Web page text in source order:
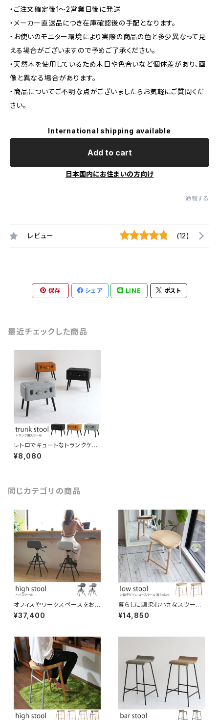
・ご注文確定後1〜2営業日後に発送
・メーカー直送品につき在庫確認後の手配となります。
・お使いのモニター環境により実際の商品の色と多少異なって見
える場合がございますので予めご了承ください。
・天然木を使用しているため木目や色合いなど個体差があり、画
像と異なる場合があります。
・商品についてご不明な点がございましたらお気軽にご質問くだ
さい。
International shipping available
Add to cart
日本国内にお住まいの方向け
通報する
レビュー (12)
保存 シェア LINE ポスト
最近チェックした商品
レトロでキュートなトランクケー
ス風スツール フタを開けて収納
できます。脚付き おしゃれなイン
¥8,080
同じカテゴリの商品
オフィスやワークスペースをおし
ゃれな空間にするファブリック生
地のスツール 座面の曲線フォル
ワークスペース ホームユース
バーカウンター グレー2色
¥37,400
暮らしに馴染む小さなスツール
シンプルな北欧デザイン お尻に
なじむ天然木の座面 高さ46cm
¥14,850